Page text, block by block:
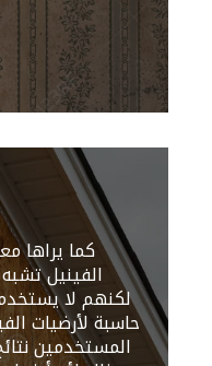
كما يراها
الفينيل
لكنهم لا
حاسبة لأرضيات
المستخدمين